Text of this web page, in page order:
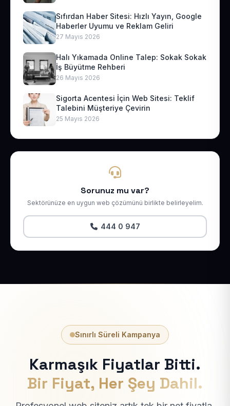
Sıfırdan Haber Sitesi: Hızlı Yayın, Google
Haberler Uyumu ve Reklam Geliri
27 Mayıs 2026
Halı Yıkamada Online Talep: Sokak Sokak
İş Büyütme Rehberi
26 Mayıs 2026
Sigorta Acentesi İçin Web Sitesi: Teklif
Talebini Müşteriye Çevirin
25 Mayıs 2026
Sorunuz mu var?
Sektörünüze en uygun web çözümünü birlikte belirleyelim.
444 0 947
Sınırlı Süreli Kampanya
Karmaşık Fiyatlar Bitti.
Bir Fiyat, Her Şey Dahil.